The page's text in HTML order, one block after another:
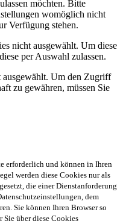
möchten. Bitte
womöglich nicht
Verfügung stehen.
nicht ausgewählt. Um diese
per Auswahl zulassen.
ausgewählt. Um den Zugriff
zu gewähren, müssen Sie
erforderlich und können in Ihren
werden diese Cookies nur als
die einer Dienstanforderung
dem
Sie können Ihren Browser so
Sie über diese Cookies